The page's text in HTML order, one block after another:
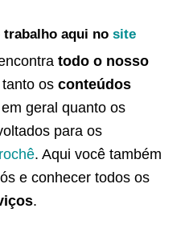
trabalho aqui no site
todo o nosso
os conteúdos
geral quanto os
para os
. Aqui você também
e conhecer todos os
.